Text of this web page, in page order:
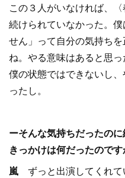
この３人がいなければ、
続けられていなかった。
せん」って自分の気持ち
ね。やる意味はあると思
僕の状態ではできないし
ったし。
ーそんな気持ちだったの
きっかけは何だったのです
嵐 ずっと出演してくれ